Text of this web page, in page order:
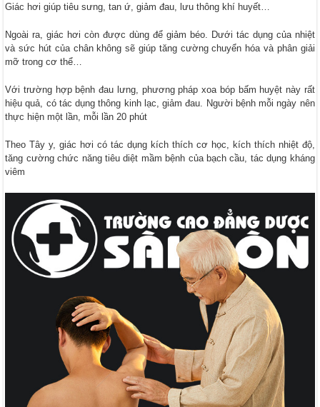
Giác hơi giúp tiêu sưng, tan ứ, giảm đau, lưu thông khí huyết…
Ngoài ra, giác hơi còn được dùng để giảm béo. Dưới tác dụng của nhiệt
và sức hút của chân không sẽ giúp tăng cường chuyển hóa và phân giải
mỡ trong cơ thể…
Với trường hợp bệnh đau lưng, phương pháp xoa bóp bấm huyệt này rất
hiệu quả, có tác dụng thông kinh lạc, giảm đau. Người bệnh mỗi ngày nên
thực hiện một lần, mỗi lần 20 phút
Theo Tây y, giác hơi có tác dụng kích thích cơ học, kích thích nhiệt độ,
tăng cường chức năng tiêu diệt mầm bệnh của bạch cầu, tác dụng kháng
viêm